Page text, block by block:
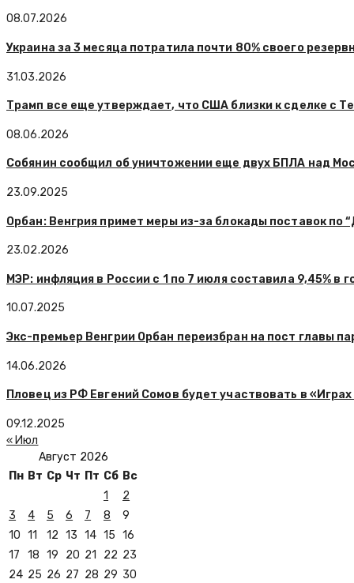
08.07.2026
Украина за 3 месяца потратила почти 80% своего
31.03.2026
Трамп все еще утверждает, что США близки к сделке с
08.06.2026
Собянин сообщил об уничтожении еще двух БПЛА над
23.09.2025
Орбан: Венгрия примет меры из-за блокады поставок по
23.02.2026
МЭР: инфляция в России с 1 по 7 июля составила 9,45% в
10.07.2025
Экс-премьер Венгрии Орбан переизбран на пост главы
14.06.2026
Пловец из РФ Евгений Сомов будет участвовать в
09.12.2025
« Июл
Август 2026
Пн Вт Ср Чт Пт Сб Вс
1
2
3
4 5 6 7 8
9
10 11 12 13 14 15 16
17
18 19 20 21 22 23
24 25 26 27 28 29 30